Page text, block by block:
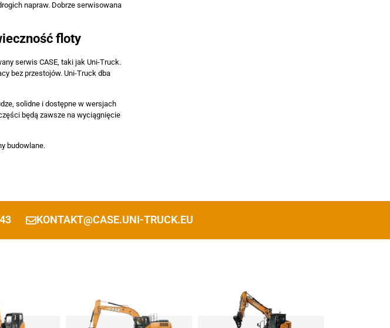
napraw. Dobrze serwisowana
floty
serwis CASE, taki jak Uni-Truck.
bez przestojów. Uni-Truck dba
solidne i dostępne w wersjach
będą zawsze na wyciągnięcie
budowlane.
KONTAKT@CASE.UNI-TRUCK.EU